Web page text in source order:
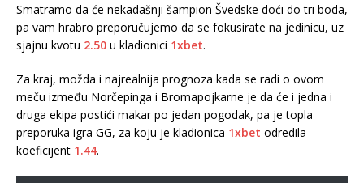
Smatramo da će nekadašnji šampion Švedske doći do tri boda,
pa vam hrabro preporučujemo da se fokusirate na jedinicu, uz
sjajnu kvotu 2.50 u kladionici 1xbet.
Za kraj, možda i najrealnija prognoza kada se radi o ovom
meču između Norčepinga i Bromapojkarne je da će i jedna i
druga ekipa postići makar po jedan pogodak, pa je topla
preporuka igra GG, za koju je kladionica 1xbet odredila
koeficijent 1.44.